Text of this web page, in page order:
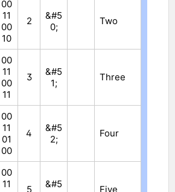
00
11
00
10
2
&#5
0;
Two
00
11
00
11
3
&#5
1;
Three
00
11
01
00
4
&#5
2;
Four
00
11
5
&#5
Five